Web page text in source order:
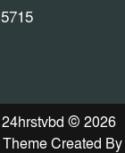
© 2026
Theme Created By